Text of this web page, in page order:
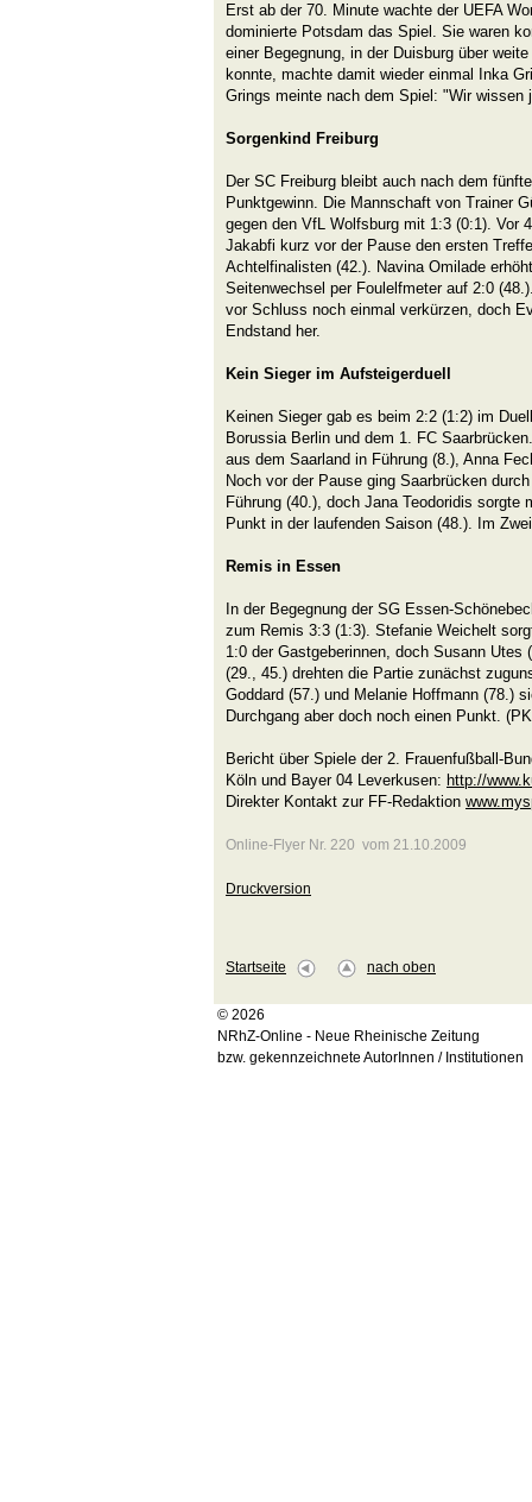
Erst ab der 70. Minute wachte der UEFA
dominierte Potsdam das Spiel. Sie waren
einer Begegnung, in der Duisburg über
konnte, machte damit wieder einmal Inka
Grings meinte nach dem Spiel: "Wir wissen
Sorgenkind Freiburg
Der SC Freiburg bleibt auch nach dem
Punktgewinn. Die Mannschaft von Trainer
gegen den VfL Wolfsburg mit 1:3 (0:1). Vor
Jakabfi kurz vor der Pause den ersten
Achtelfinalisten (42.). Navina Omilade
Seitenwechsel per Foulelfmeter auf 2:0
vor Schluss noch einmal verkürzen, doch
Endstand her.
Kein Sieger im Aufsteigerduell
Keinen Sieger gab es beim 2:2 (1:2) im
Borussia Berlin und dem 1. FC
aus dem Saarland in Führung (8.), Anna
Noch vor der Pause ging Saarbrücken
Führung (40.), doch Jana Teodoridis sorgte
Punkt in der laufenden Saison (48.). Im
Remis in Essen
In der Begegnung der SG Essen-
zum Remis 3:3 (1:3). Stefanie Weichelt
1:0 der Gastgeberinnen, doch Susann Utes
(29., 45.) drehten die Partie zunächst
Goddard (57.) und Melanie Hoffmann (78.)
Durchgang aber doch noch einen Punkt.
Bericht über Spiele der 2. Frauenfußball-
Köln und Bayer 04 Leverkusen: http://
Direkter Kontakt zur FF-Redaktion
Online-Flyer Nr. 220 vom 21.10.2009
Druckversion
Startseite nach oben
© 2026
NRhZ-Online - Neue Rheinische Zeitung
bzw. gekennzeichnete AutorInnen / Institutionen